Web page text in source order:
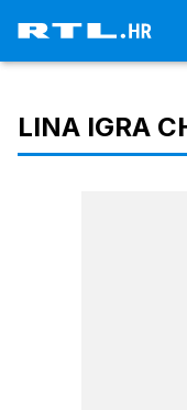
LINA IGRA